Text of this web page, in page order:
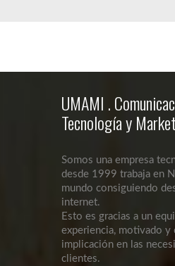
UMAMI .
Tecnología y
Somos una empresa
desde 1999 trabaja en
mundo consiguiendo
internet.
Esto es gracias a un
experiencia, motivado y
implicación en las
clientes.